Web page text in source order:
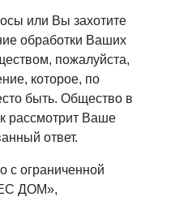
или Вы захотите
обработки Ваших
пожалуйста,
которое, по
быть. Общество в
рассмотрит Ваше
ответ.
с ограниченной
ДОМ»,